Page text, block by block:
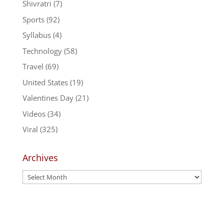
Shivratri (7)
Sports(92)
Syllabus(4)
Technology(58)
Travel (69)
United States(19)
Valentines Day(21)
Videos(34)
Viral (325)
Archives
Archives